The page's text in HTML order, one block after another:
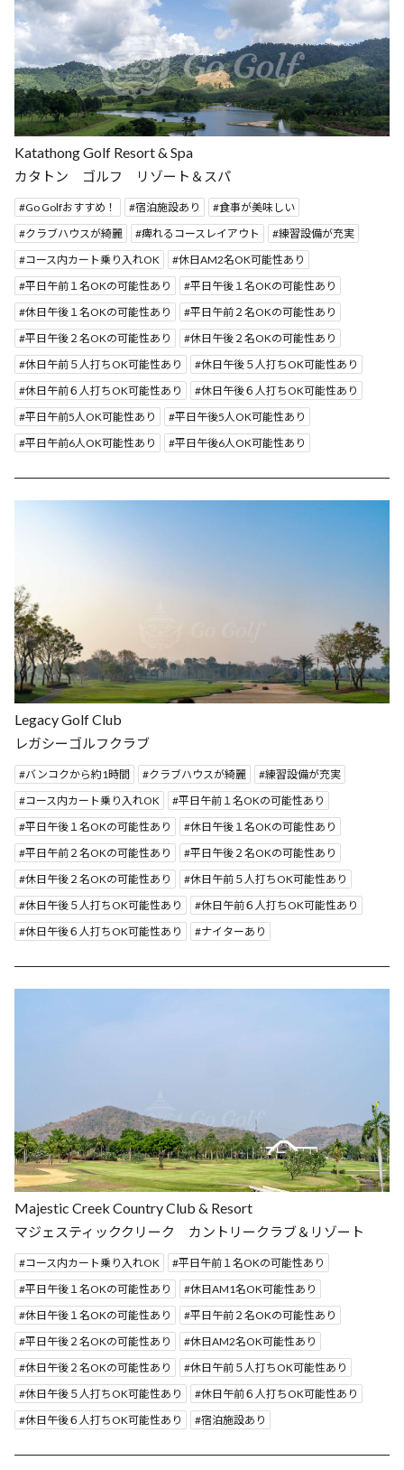
Katathong Golf Resort & Spa
カタトン ゴルフ リゾート＆スパ
Go Golfおすすめ！ 宿泊施設あり
食事が美味しい
クラブハウスが綺麗
痺れるコースレイアウト
練習設備が充実
コース内カート乗り入れOK
休日AM2名OK可能性あり
平日午前１名OKの可能性あり
平日午後１名OKの可能性あり
休日午後１名OKの可能性あり
平日午前２名OKの可能性あり
平日午後２名OKの可能性あり
休日午後２名OKの可能性あり
休日午前５人打ちOK可能性あり
休日午後５人打ちOK可能性あり
休日午前６人打ちOK可能性あり
休日午後６人打ちOK可能性あり
平日午前5人OK可能性あり
平日午後5人OK可能性あり
平日午前6人OK可能性あり
平日午後6人OK可能性あり
Legacy Golf Club
レガシーゴルフクラブ
バンコクから約1時間 クラブハウスが綺麗
練習設備が充実
コース内カート乗り入れOK
平日午前１名OKの可能性あり
平日午後１名OKの可能性あり
休日午後１名OKの可能性あり
平日午前２名OKの可能性あり
平日午後２名OKの可能性あり
休日午後２名OKの可能性あり
休日午前５人打ちOK可能性あり
休日午後５人打ちOK可能性あり
休日午前６人打ちOK可能性あり
休日午後６人打ちOK可能性あり
ナイターあり
Majestic Creek Country Club & Resort
マジェスティッククリーク カントリークラブ＆リゾート
コース内カート乗り入れOK
平日午前１名OKの可能性あり
平日午後１名OKの可能性あり
休日AM1名OK可能性あり
休日午後１名OKの可能性あり
平日午前２名OKの可能性あり
平日午後２名OKの可能性あり
休日AM2名OK可能性あり
休日午後２名OKの可能性あり
休日午前５人打ちOK可能性あり
休日午後５人打ちOK可能性あり
休日午前６人打ちOK可能性あり
休日午後６人打ちOK可能性あり
宿泊施設あり